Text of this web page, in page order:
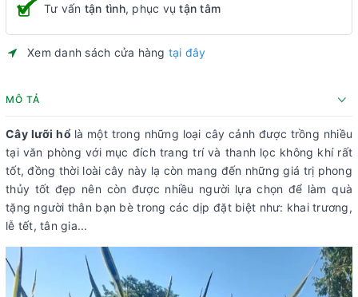
Tư vấn tận tình, phục vụtận tâm
Xem danh sách cửa hàng tại đây
MÔ TẢ
Cây lưỡi hổ là một trong những loại cây cảnh được trồng nhiều
tại văn phòng với mục đích trang trí và thanh lọc không khí rất
tốt, đồng thời loài cây này lạ còn mang đến những giá trị phong
thủy tốt đẹp nên còn được nhiều người lựa chọn để làm quà
tặng người thân bạn bè trong các dịp đặt biệt như: khai trương,
lễ tết, tân gia...